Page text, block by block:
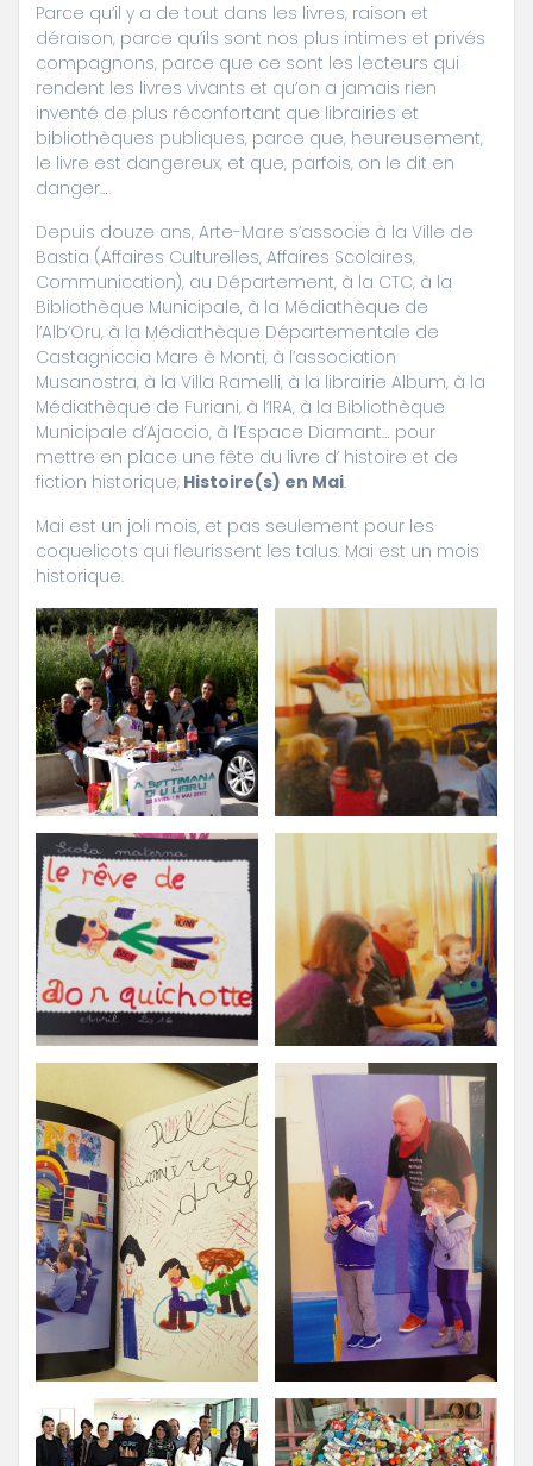
Parce qu’il y a de tout dans les livres, raison et
déraison, parce qu’ils sont nos plus intimes et privés
compagnons, parce que ce sont les lecteurs qui
rendent les livres vivants et qu’on a jamais rien
inventé de plus réconfortant que librairies et
bibliothèques publiques, parce que, heureusement,
le livre est dangereux, et que, parfois, on le dit en
danger…
Depuis douze ans, Arte-Mare s’associe à la Ville de
Bastia (Affaires Culturelles, Affaires Scolaires,
Communication), au Département, à la CTC, à la
Bibliothèque Municipale, à la Médiathèque de
l’Alb’Oru, à la Médiathèque Départementale de
Castagniccia Mare è Monti, à l’association
Musanostra, à la Villa Ramelli, à la librairie Album, à la
Médiathèque de Furiani, à l’IRA, à la Bibliothèque
Municipale d’Ajaccio, à l’Espace Diamant… pour
mettre en place une fête du livre d’ histoire et de
fiction historique, Histoire(s) en Mai.
Mai est un joli mois, et pas seulement pour les
coquelicots qui fleurissent les talus. Mai est un mois
historique.